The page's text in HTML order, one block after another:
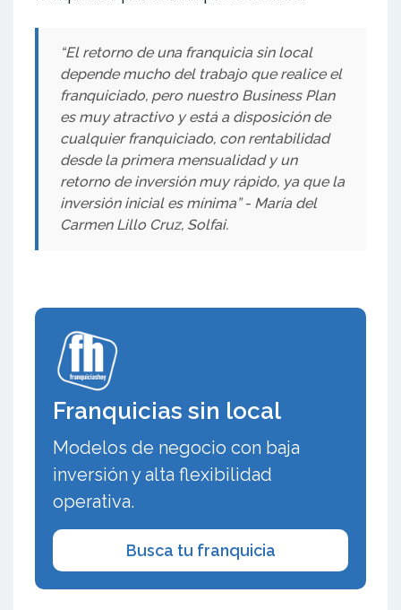
“El retorno de una franquicia sin local
depende mucho del trabajo que realice el
franquiciado, pero nuestro Business Plan
es muy atractivo y está a disposición de
cualquier franquiciado, con rentabilidad
desde la primera mensualidad y un
retorno de inversión muy rápido, ya que la
inversión inicial es mínima” - María del
Carmen Lillo Cruz, Solfai.
Franquicias sin local
Modelos de negocio con baja
inversión y alta flexibilidad
operativa.
Busca tu franquicia